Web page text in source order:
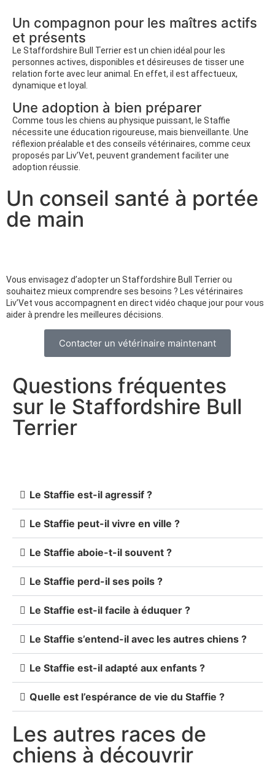
Un compagnon pour les maîtres actifs
et présents
Le Staffordshire Bull Terrier est un chien idéal pour les
personnes actives, disponibles et désireuses de tisser une
relation forte avec leur animal. En effet, il est affectueux,
dynamique et loyal.
Une adoption à bien préparer
Comme tous les chiens au physique puissant, le Staffie
nécessite une éducation rigoureuse, mais bienveillante. Une
réflexion préalable et des conseils vétérinaires, comme ceux
proposés par Liv’Vet, peuvent grandement faciliter une
adoption réussie.
Un conseil santé à portée
de main
Vous envisagez d’adopter un Staffordshire Bull Terrier ou
souhaitez mieux comprendre ses besoins ? Les vétérinaires
Liv’Vet vous accompagnent en direct vidéo chaque jour pour vous
aider à prendre les meilleures décisions.
Contacter un vétérinaire maintenant
Questions fréquentes
sur le Staffordshire Bull
Terrier
Le Staffie est-il agressif ?
Le Staffie peut-il vivre en ville ?
Le Staffie aboie-t-il souvent ?
Le Staffie perd-il ses poils ?
Le Staffie est-il facile à éduquer ?
Le Staffie s’entend-il avec les autres chiens ?
Le Staffie est-il adapté aux enfants ?
Quelle est l’espérance de vie du Staffie ?
Les autres races de
chiens à découvrir